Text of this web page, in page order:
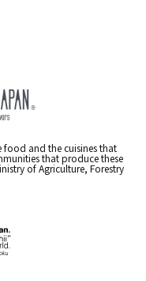
food and the cuisines that
that produce these
of Agriculture, Forestry